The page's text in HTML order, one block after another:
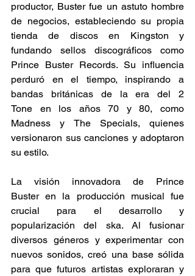
productor, Buster fue un astuto hombre
de negocios, estableciendo su propia
tienda de discos en Kingston y
fundando sellos discográficos como
Prince Buster Records. Su influencia
perduró en el tiempo, inspirando a
bandas británicas de la era del 2
Tone en los años 70 y 80, como
Madness y The Specials, quienes
versionaron sus canciones y adoptaron
su estilo.
La visión innovadora de Prince
Buster en la producción musical fue
crucial para el desarrollo y
popularización del ska. Al fusionar
diversos géneros y experimentar con
nuevos sonidos, creó una base sólida
para que futuros artistas exploraran y